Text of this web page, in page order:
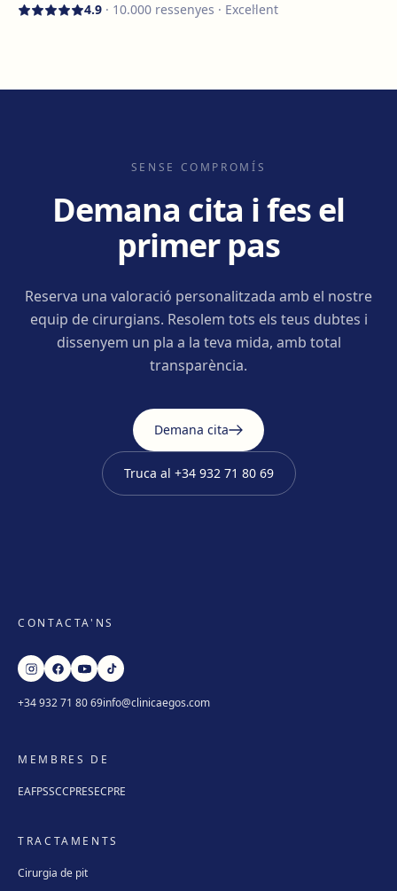
4.9 · 10.000 ressenyes · Excel·lent
SENSE COMPROMÍS
Demana cita i fes el
primer pas
Reserva una valoració personalitzada amb el nostre
equip de cirurgians. Resolem tots els teus dubtes i
dissenyem un pla a la teva mida, amb total
transparència.
Demana cita
Truca al +34 932 71 80 69
CONTACTA'NS
+34 932 71 80 69info@clinicaegos.com
MEMBRES DE
EAFPSSCCPRESECPRE
TRACTAMENTS
Cirurgia de pit